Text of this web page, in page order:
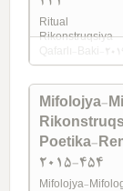
Ritual
Mifolojya-
Poetika-
2015-454
Mifolojya-